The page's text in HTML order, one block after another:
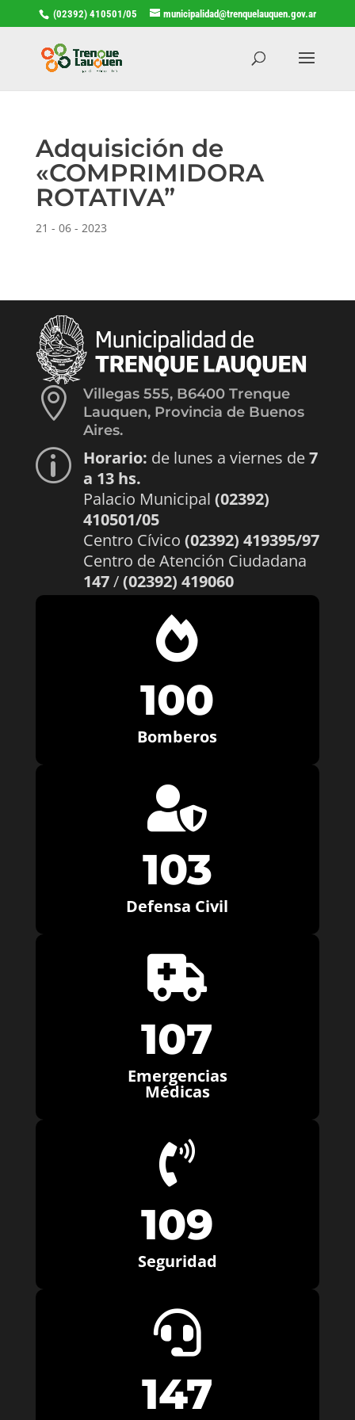
(02392) 410501/05 municipalidad@trenquelauquen.gov.ar
Adquisición de
«COMPRIMIDORA
ROTATIVA”
21 - 06 - 2023

Villegas 555, B6400 Trenque
Lauquen, Provincia de Buenos
Aires.
p Horario: de lunes a viernes de7
a 13 hs.
Palacio Municipal (02392)
410501/05
Centro Cívico (02392) 419395/97
Centro de Atención Ciudadana
147/(02392) 419060

100
Bomberos

103
Defensa Civil

107
Emergencias
Médicas

109
Seguridad

147